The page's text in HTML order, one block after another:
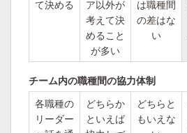
て決める
ア以外が
考えて決
めること
が多い
は職種間
の差はな
い
チーム内の職種間の協力体制
各職種の
リーダー
どちらか
といえば
どちらと
もいえな